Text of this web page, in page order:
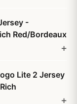
-
Red/Bordeaux
Lite 2 Jersey